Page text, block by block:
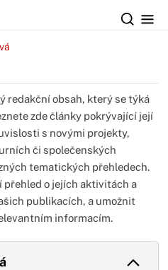
redakční obsah, který se týká
zde články pokrývající její
s novými projekty,
či společenských
tematických přehledech.
přehled o jejích aktivitách a
publikacích, a umožnit
informacím.